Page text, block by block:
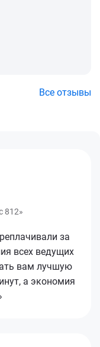
Все отзывы
812»
за
всех ведущих
вам лучшую
а экономия